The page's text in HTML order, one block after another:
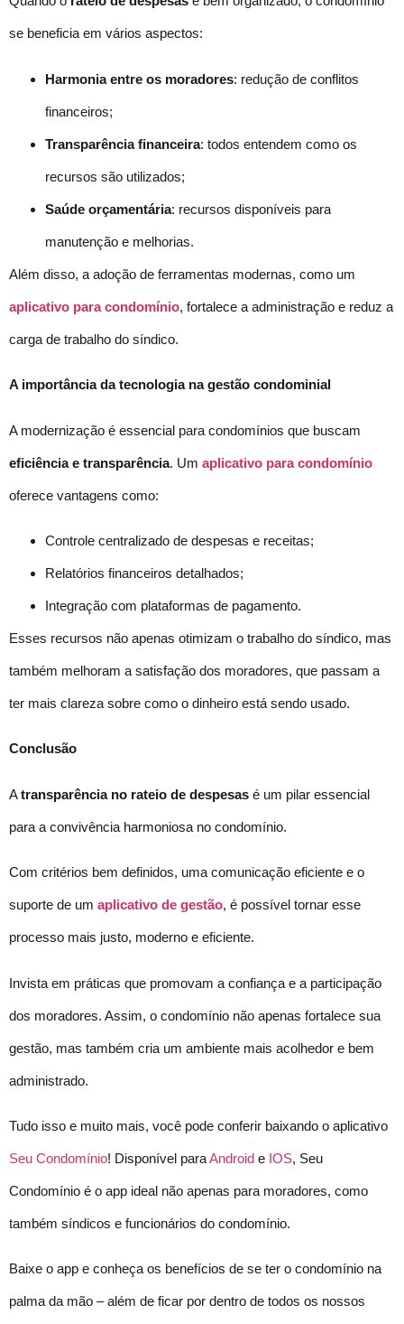
se beneficia em vários aspectos:
Harmonia entre os moradores: redução de conflitos
financeiros;
Transparência financeira: todos entendem como os
recursos são utilizados;
Saúde orçamentária: recursos disponíveis para
manutenção e melhorias.
Além disso, a adoção de ferramentas modernas, como um
aplicativo para condomínio, fortalece a administração e reduz a
carga de trabalho do síndico.
A importância da tecnologia na gestão condominial
A modernização é essencial para condomínios que buscam
eficiência e transparência. Um aplicativo para condomínio
oferece vantagens como:
Controle centralizado de despesas e receitas;
Relatórios financeiros detalhados;
Integração com plataformas de pagamento.
Esses recursos não apenas otimizam o trabalho do síndico, mas
também melhoram a satisfação dos moradores, que passam a
ter mais clareza sobre como o dinheiro está sendo usado.
Conclusão
Atransparência no rateio de despesas é um pilar essencial
para a convivência harmoniosa no condomínio.
Com critérios bem definidos, uma comunicação eficiente e o
suporte de um aplicativo de gestão, é possível tornar esse
processo mais justo, moderno e eficiente.
Invista em práticas que promovam a confiança e a participação
dos moradores. Assim, o condomínio não apenas fortalece sua
gestão, mas também cria um ambiente mais acolhedor e bem
administrado.
Tudo isso e muito mais, você pode conferir baixando o aplicativo
Seu Condomínio! Disponível paraAndroid e IOS, Seu
Condomínio é o app ideal não apenas para moradores, como
também síndicos e funcionários do condomínio.
Baixe o app e conheça os benefícios de se ter o condomínio na
palma da mão – além de ficar por dentro de todos os nossos